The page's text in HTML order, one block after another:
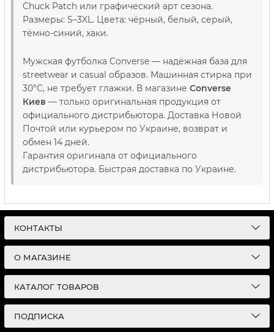
Chuck Patch или графический арт сезона.
Размеры: S–3XL. Цвета: чёрный, белый, серый,
тёмно-синий, хаки.
Мужская футболка Converse — надёжная база для
streetwear и casual образов. Машинная стирка при
30°C, не требует глажки. В магазине Converse
Киев — только оригинальная продукция от
официального дистрибьютора. Доставка Новой
Почтой или курьером по Украине, возврат и
обмен 14 дней.
Гарантия оригинала от официального
дистрибьютора. Быстрая доставка по Украине.
КОНТАКТЫ
О МАГАЗИНЕ
КАТАЛОГ ТОВАРОВ
ПОДПИСКА